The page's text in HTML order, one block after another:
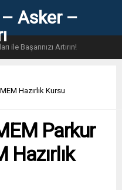
Hazırlık Kursu
Parkur
Hazırlık